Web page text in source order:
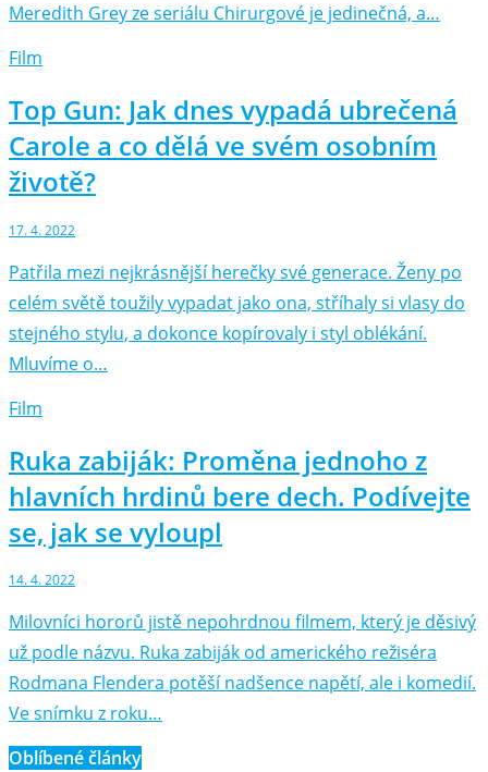
Meredith Grey ze seriálu Chirurgové je jedinečná, a…
Film
Top Gun: Jak dnes vypadá ubrečená
Carole a co dělá ve svém osobním
životě?
17. 4. 2022
Patřila mezi nejkrásnější herečky své generace. Ženy po
celém světě toužily vypadat jako ona, stříhaly si vlasy do
stejného stylu, a dokonce kopírovaly i styl oblékání.
Mluvíme o…
Film
Ruka zabiják: Proměna jednoho z
hlavních hrdinů bere dech. Podívejte
se, jak se vyloupl
14. 4. 2022
Milovníci hororů jistě nepohrdnou filmem, který je děsivý
už podle názvu. Ruka zabiják od amerického režiséra
Rodmana Flendera potěší nadšence napětí, ale i komedií.
Ve snímku z roku…
Oblíbené články